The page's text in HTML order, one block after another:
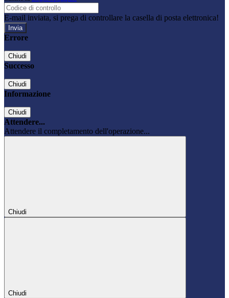
E-mail inviata, si prega di controllare la casella di posta elettronica!
Errore
Chiudi
Successo
Chiudi
Informazione
Chiudi
Attendere...
Attendere il completamento dell'operazione...
Chiudi
Chiudi